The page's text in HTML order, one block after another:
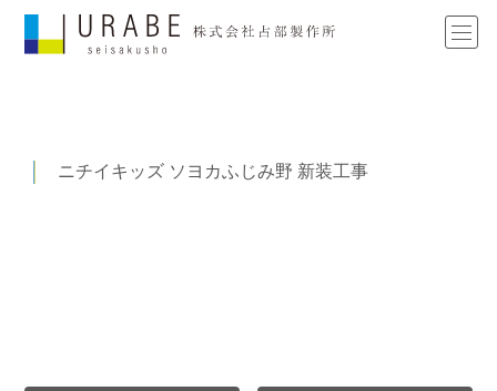
ニチイキッズ ソヨカふじみ野 新装工事